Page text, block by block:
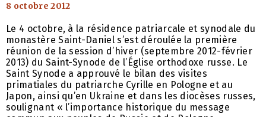
8 octobre 2012
Le 4 octobre, à la résidence patriarcale et synodale du
monastère Saint-Daniel s’est déroulée la première
réunion de la session d’hiver (septembre 2012-février
2013) du Saint-Synode de l’Église orthodoxe russe. Le
Saint Synode a approuvé le bilan des visites
primatiales du patriarche Cyrille en Pologne et au
Japon, ainsi qu’en Ukraine et dans les diocèses russes,
soulignant « l’importance historique du message